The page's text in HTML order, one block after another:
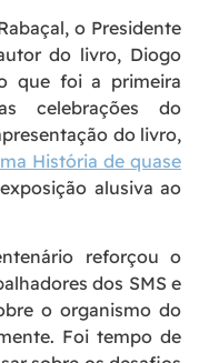
o Presidente
do livro, Diogo
que foi a primeira
celebrações do
do livro,
História de quase
alusiva ao
reforçou o
dos SMS e
o organismo do
Foi tempo de